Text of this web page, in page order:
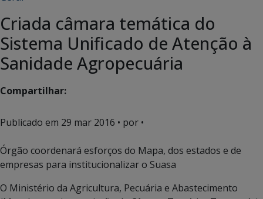
Criada câmara temática do
Sistema Unificado de Atenção à
Sanidade Agropecuária
Compartilhar:
Publicado em 29 mar 2016 • por •
Órgão coordenará esforços do Mapa, dos estados e de
empresas para institucionalizar o Suasa
O Ministério da Agricultura, Pecuária e Abastecimento